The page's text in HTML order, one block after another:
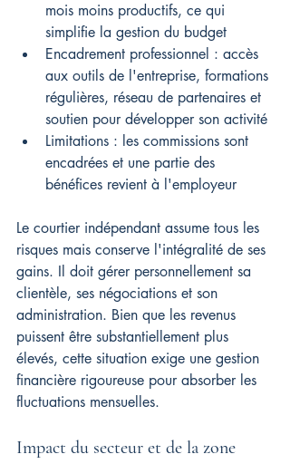
mois moins productifs, ce qui
simplifie la gestion du budget
Encadrement professionnel : accès
aux outils de l'entreprise, formations
régulières, réseau de partenaires et
soutien pour développer son activité
Limitations : les commissions sont
encadrées et une partie des
bénéfices revient à l'employeur
Le courtier indépendant assume tous les
risques mais conserve l'intégralité de ses
gains. Il doit gérer personnellement sa
clientèle, ses négociations et son
administration. Bien que les revenus
puissent être substantiellement plus
élevés, cette situation exige une gestion
financière rigoureuse pour absorber les
fluctuations mensuelles.
Impact du secteur et de la zone